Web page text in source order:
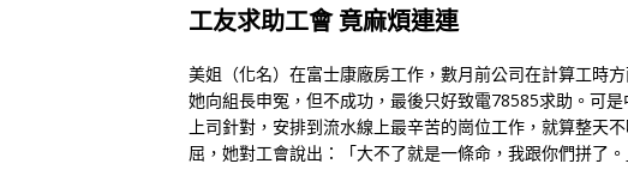
工友求助工會 竟麻煩連連
美姐（化名）在富士康廠房工作，數月前公司在計算工時
她向組長申冤，但不成功，最後只好致電78585求助。可
上司針對，安排到流水線上最辛苦的崗位工作，就算整天
屈，她對工會說出：「大不了就是一條命，我跟你們拼了。